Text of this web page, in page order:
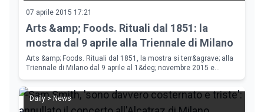
07 aprile 2015 17:21
Arts &amp; Foods. Rituali dal 1851: la
mostra dal 9 aprile alla Triennale di Milano
Arts &amp; Foods. Rituali dal 1851, la mostra si terr&agrave; alla
Triennale di Milano dal 9 aprile al 1&deg; novembre 2015 e
Daily > News